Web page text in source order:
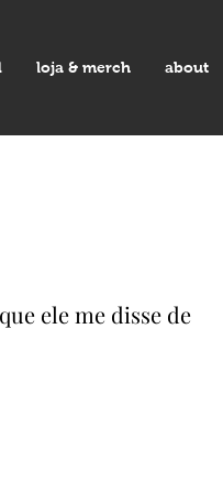
loja & merch about
ele me disse de